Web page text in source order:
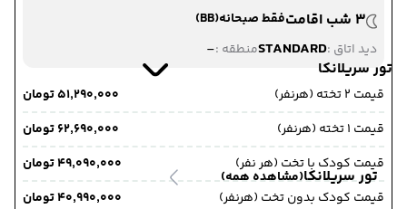
تور سریلانکا
تور سریلانکا(مشاهده همه)
3 شب اقامت
فقط صبحانه(BB)
دید اتاق :STANDARDمنطقه :-
قیمت 2 تخته (هرنفر)
۵۱٬۲۹۰٬۰۰۰ تومان
قیمت 1 تخته (هرنفر)
۶۲٬۶۹۰٬۰۰۰ تومان
قیمت کودک با تخت (هر نفر)
۴۹٬۰۹۰٬۰۰۰ تومان
قیمت کودک بدون تخت (هرنفر)
۴۰٬۹۹۰٬۰۰۰ تومان